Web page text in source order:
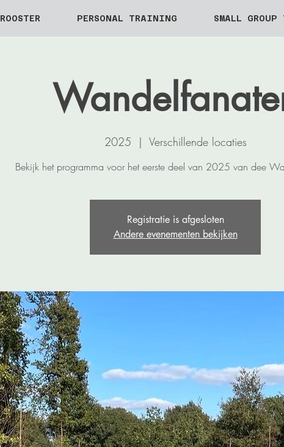
ROOSTER PERSONAL TRAINING SMALL
2025
  |
Verschillende locaties
Bekijk het programma voor het eerste deel van 2025 van dee
Registratie is afgesloten
Andere evenementen bekijken